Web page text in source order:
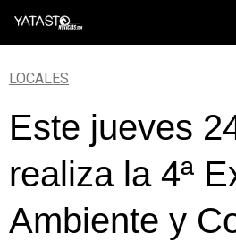
Skip
LOCALES
Este jueves
realiza la 4ª
Ambiente y